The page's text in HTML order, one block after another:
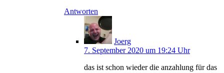
Antworten
Joerg
7. September 2020 um 19:24 Uhr
das ist schon wieder die anzahlung für das